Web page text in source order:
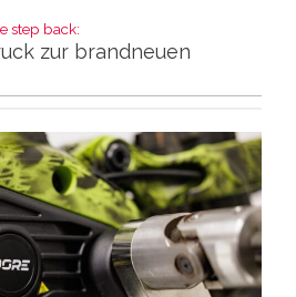
step back:
zur brandneuen